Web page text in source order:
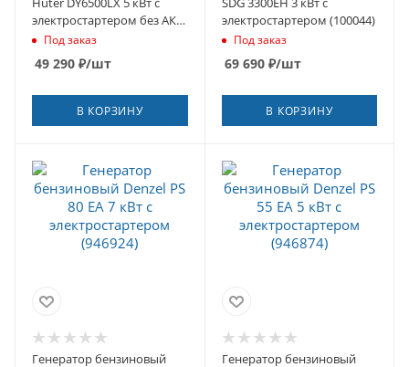
электростартером без АКБ
(64/1/7)
Под заказ
49 290 ₽/шт
В КОРЗИНУ
электростартером (100044)
Под заказ
69 690₽/шт
В КОРЗИНУ
Генератор бензиновый Генератор бензиновый